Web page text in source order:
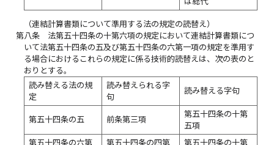
（連結計算書類について準用する法の規定の読替え）
第八条
法第五十四条の十第六項の規定において連結計算書類につ
いて法第五十四条の五及び第五十四条の六第一項の規定を準用す
る場合におけるこれらの規定に係る技術的読替えは、次の表のと
おりとする。
読み替える法の規
定
読み替えられる字
句
読み替える字句
第五十四条の五 前条第三項
第五十四条の十第
五項
第五十四条の六第
第五十四条の四第
第五十四条の十第